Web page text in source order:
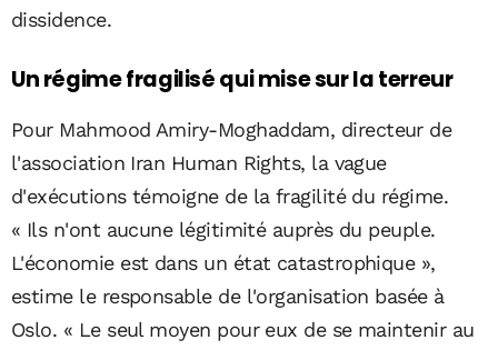
dissidence.
Un régime fragilisé qui mise sur la terreur
Pour Mahmood Amiry-Moghaddam, directeur de
l'association Iran Human Rights, la vague
d'exécutions témoigne de la fragilité du régime.
« Ils n'ont aucune légitimité auprès du peuple.
L'économie est dans un état catastrophique »,
estime le responsable de l'organisation basée à
Oslo. « Le seul moyen pour eux de se maintenir au